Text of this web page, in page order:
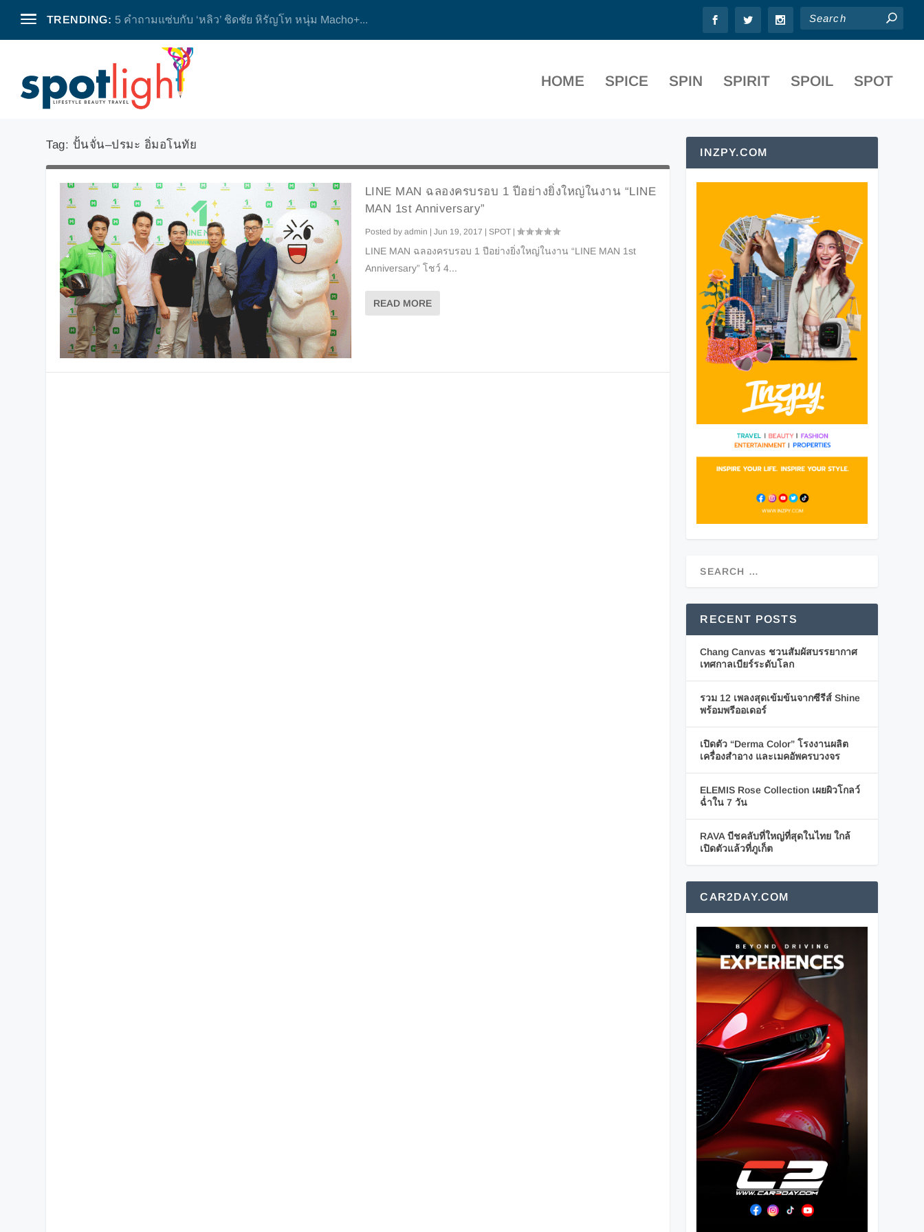
TRENDING: 5 คำถามแซ่บกับ ‘หลิว’ ชิดชัย หิรัญโท หนุ่ม Macho+...
HOME SPICE SPIN SPIRIT SPOIL SPOT
Tag: ปั้นจั่น–ปรมะ อิ่มอโนทัย
LINE MAN ฉลองครบรอบ 1 ปีอย่างยิ่งใหญ่ในงาน “LINE
MAN 1st Anniversary”
Posted by admin | Jun 19, 2017 | SPOT|
LINE MAN ฉลองครบรอบ 1 ปีอย่างยิ่งใหญ่ในงาน “LINE MAN 1st
Anniversary” โชว์ 4...
READ MORE
INZPY.COM
RECENT POSTS
Chang Canvas ชวนสัมผัสบรรยากาศ
เทศกาลเบียร์ระดับโลก
รวม 12 เพลงสุดเข้มข้นจากซีรีส์ Shine
พร้อมพรีออเดอร์
เปิดตัว “Derma Color” โรงงานผลิต
เครื่องสำอาง และเมคอัพครบวงจร
ELEMIS Rose Collection เผยผิวโกลว์
ฉ่ำใน 7 วัน
RAVA บีชคลับที่ใหญ่ที่สุดในไทย ใกล้
เปิดตัวแล้วที่ภูเก็ต
CAR2DAY.COM